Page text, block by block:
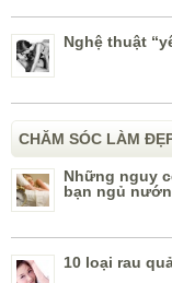
Nghệ thuật
CHĂM SÓC LÀM
Những nguy
bạn ngủ
10 loại rau